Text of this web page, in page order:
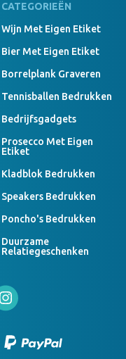
CATEGORIEËN
Wijn Met Eigen Etiket
Bier Met Eigen Etiket
Borrelplank Graveren
Tennisballen Bedrukken
Bedrijfsgadgets
Prosecco Met Eigen
Etiket
Kladblok Bedrukken
Speakers Bedrukken
Poncho's Bedrukken
Duurzame
Relatiegeschenken